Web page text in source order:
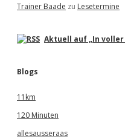
Trainer Baade zu Lesetermine
Aktuell auf „In voller
Blogs
11km
120 Minuten
allesausseraas